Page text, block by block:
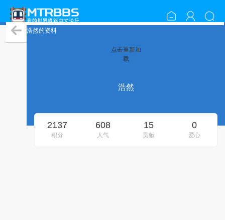
浩然的资料
点击重新加
载
浩然
2137
积分
608
人气
15
贡献
0
爱心